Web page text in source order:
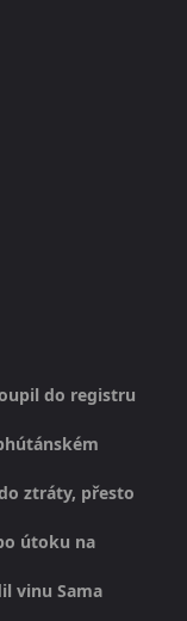
do registru
ztráty, přesto
útoku na
vinu Sama